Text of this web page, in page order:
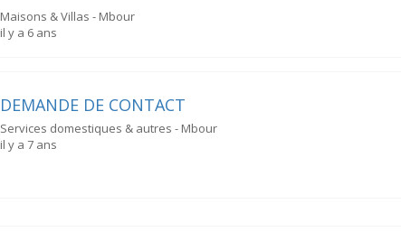
Maisons & Villas - Mbour
il y a 6 ans
DEMANDE DE CONTACT
Services domestiques & autres - Mbour
il y a 7 ans